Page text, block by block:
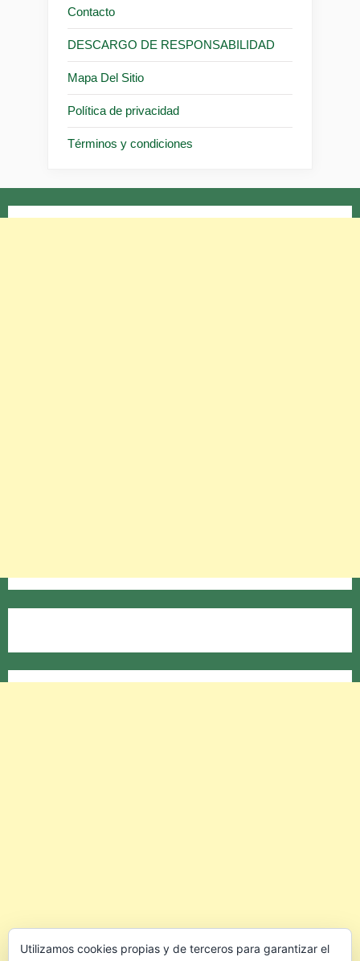
Contacto
DESCARGO DE RESPONSABILIDAD
Mapa Del Sitio
Política de privacidad
Términos y condiciones
Utilizamos cookies propias y de terceros para garantizar el